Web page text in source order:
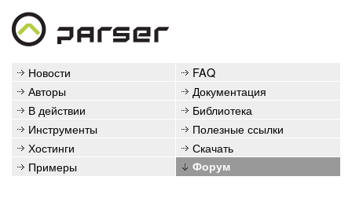
Новости
FAQ
Авторы
Документация
В действии
Библиотека
Инструменты
Полезные ссылки
Хостинги
Скачать
Примеры
Форум